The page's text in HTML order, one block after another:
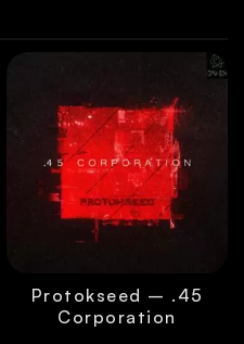
Protokseed – .45
Corporation